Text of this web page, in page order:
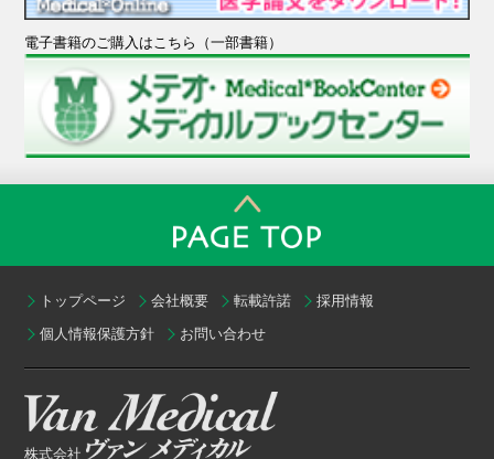
電子書籍のご購入はこちら（一部書籍）
トップページ 会社概要 転載許諾
採用情報
個人情報保護方針
お問い合わせ
株式会社